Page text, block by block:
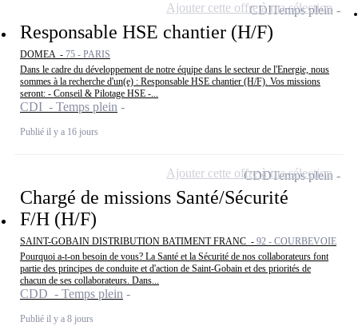
Responsable HSE chantier (H/F)
DOMEA - 75 - PARIS
Dans le cadre du développement de notre équipe dans le secteur de l'Energie, nous
sommes à la recherche d'un(e) : Responsable HSE chantier (H/F). Vos missions
seront: - Conseil & Pilotage HSE -...
CDI - Temps plein
Publié il y a 16 jours
CDITemps plein
Ajouter cette offre à ma sélection
Chargé de missions Santé/Sécurité
F/H (H/F)
SAINT-GOBAIN DISTRIBUTION BATIMENT FRANC - 92 - COURBEVOIE
Pourquoi a-t-on besoin de vous? La Santé et la Sécurité de nos collaborateurs font
partie des principes de conduite et d'action de Saint-Gobain et des priorités de
chacun de ses collaborateurs. Dans...
CDD - Temps plein
Publié il y a 8 jours
CDDTemps plein
Ajouter cette offre à ma sélection